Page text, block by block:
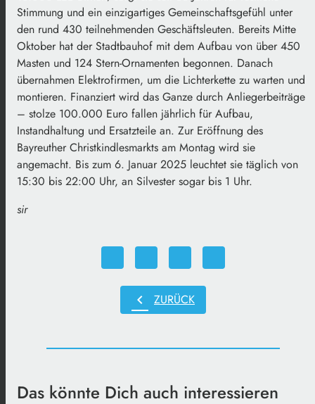
Stimmung und ein einzigartiges Gemeinschaftsgefühl unter
den rund 430 teilnehmenden Geschäftsleuten. Bereits Mitte
Oktober hat der Stadtbauhof mit dem Aufbau von über 450
Masten und 124 Stern-Ornamenten begonnen. Danach
übernahmen Elektrofirmen, um die Lichterkette zu warten und
montieren. Finanziert wird das Ganze durch Anliegerbeiträge
– stolze 100.000 Euro fallen jährlich für Aufbau,
Instandhaltung und Ersatzteile an. Zur Eröffnung des
Bayreuther Christkindlesmarkts am Montag wird sie
angemacht. Bis zum 6. Januar 2025 leuchtet sie täglich von
15:30 bis 22:00 Uhr, an Silvester sogar bis 1 Uhr.
sir
chevron_left ZURÜCK
Das könnte Dich auch interessieren